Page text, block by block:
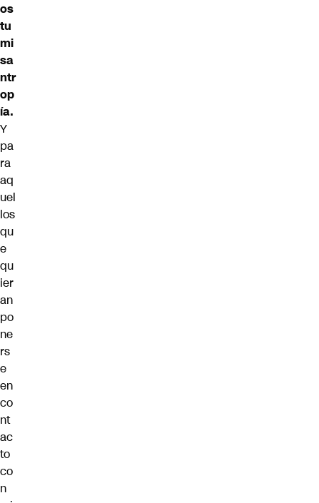
os
tu
mi
sa
ntr
op
ía.
Y
pa
ra
aq
uel
los
qu
e
qu
ier
an
po
ne
rs
e
en
co
nt
ac
to
co
n